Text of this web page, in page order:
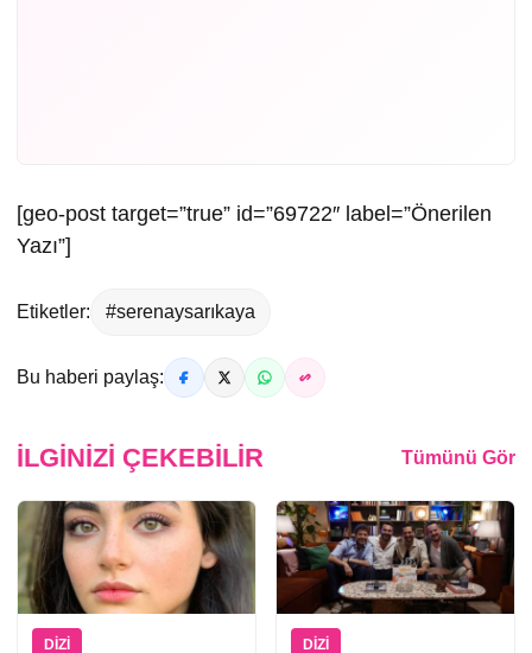
[geo-post target=”true” id=”69722″ label=”Önerilen
Yazı”]
Etiketler: #serenaysarıkaya
Bu haberi paylaş:
İLGINIZI ÇEKEBILIR Tümünü Gör
DIZI DIZI